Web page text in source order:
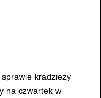
kradzieży
na czwartek w